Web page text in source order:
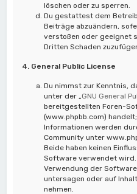
löschen oder zu sperren.
Du gestattest dem
Beiträge abzuändern,
verstoßen oder geeignet
Dritten Schaden
4. General Public License
Du nimmst zur Kenntnis,
unter der „GNU General
bereitgestellten Foren-
(www.phpbb.com)
Informationen werden
Community unter
Beide haben keinen
Software verwendet wird.
Verwendung der
untersagen oder auf
nehmen.